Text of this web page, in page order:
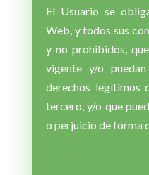
El Usuario se
Web, y todos sus
y no prohibidos,
vigente y/o
derechos legítimos
tercero, y/o que
o perjuicio de forma